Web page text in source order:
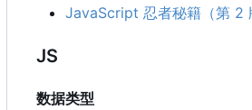
JavaScript 忍者秘籍（第 2
JS
数据类型